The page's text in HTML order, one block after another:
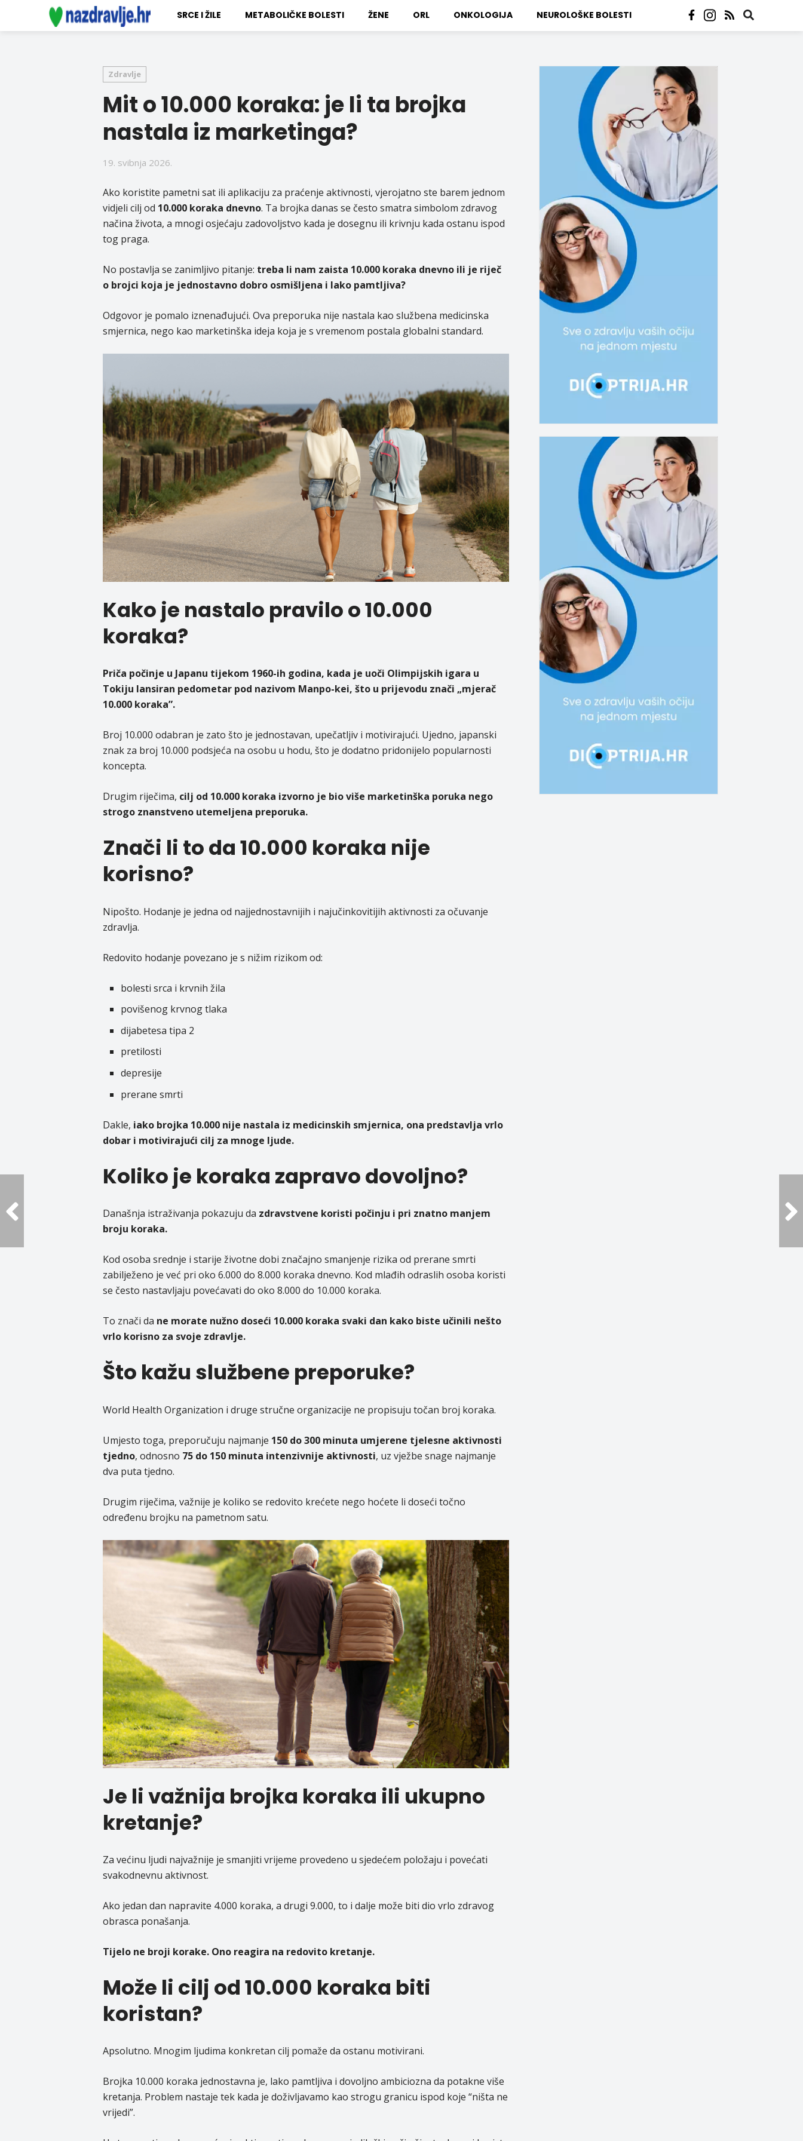
SRCE I ŽILE METABOLIČKE BOLESTI ŽENE ORL ONKOLOGIJA NEUROLOŠKE BOLESTI
Zdravlje
Mit o 10.000 koraka: je li ta brojka
nastala iz marketinga?
19. svibnja 2026.
Ako koristite pametni sat ili aplikaciju za praćenje aktivnosti, vjerojatno ste barem jednom
vidjeli cilj od 10.000 koraka dnevno. Ta brojka danas se često smatra simbolom zdravog
načina života, a mnogi osjećaju zadovoljstvo kada je dosegnu ili krivnju kada ostanu ispod
tog praga.
No postavlja se zanimljivo pitanje: treba li nam zaista 10.000 koraka dnevno ili je riječ
o brojci koja je jednostavno dobro osmišljena i lako pamtljiva?
Odgovor je pomalo iznenađujući. Ova preporuka nije nastala kao službena medicinska
smjernica, nego kao marketinška ideja koja je s vremenom postala globalni standard.
Kako je nastalo pravilo o 10.000
koraka?
Priča počinje u Japanu tijekom 1960-ih godina, kada je uoči Olimpijskih igara u
Tokiju lansiran pedometar pod nazivom Manpo-kei, što u prijevodu znači „mjerač
10.000 koraka”.
Broj 10.000 odabran je zato što je jednostavan, upečatljiv i motivirajući. Ujedno, japanski
znak za broj 10.000 podsjeća na osobu u hodu, što je dodatno pridonijelo popularnosti
koncepta.
Drugim riječima, cilj od 10.000 koraka izvorno je bio više marketinška poruka nego
strogo znanstveno utemeljena preporuka.
Znači li to da 10.000 koraka nije
korisno?
Nipošto. Hodanje je jedna od najjednostavnijih i najučinkovitijih aktivnosti za očuvanje
zdravlja.
Redovito hodanje povezano je s nižim rizikom od:
bolesti srca i krvnih žila
povišenog krvnog tlaka
dijabetesa tipa 2
pretilosti
depresije
prerane smrti
Dakle, iako brojka 10.000 nije nastala iz medicinskih smjernica, ona predstavlja vrlo
dobar i motivirajući cilj za mnoge ljude.
Koliko je koraka zapravo dovoljno?
Današnja istraživanja pokazuju da zdravstvene koristi počinju i pri znatno manjem
broju koraka.
Kod osoba srednje i starije životne dobi značajno smanjenje rizika od prerane smrti
zabilježeno je već pri oko 6.000 do 8.000 koraka dnevno. Kod mlađih odraslih osoba koristi
se često nastavljaju povećavati do oko 8.000 do 10.000 koraka.
To znači da ne morate nužno doseći 10.000 koraka svaki dan kako biste učinili nešto
vrlo korisno za svoje zdravlje.
Što kažu službene preporuke?
World Health Organization i druge stručne organizacije ne propisuju točan broj koraka.
Umjesto toga, preporučuju najmanje 150 do 300 minuta umjerene tjelesne aktivnosti
tjedno, odnosno 75 do 150 minuta intenzivnije aktivnosti, uz vježbe snage najmanje
dva puta tjedno.
Drugim riječima, važnije je koliko se redovito krećete nego hoćete li doseći točno
određenu brojku na pametnom satu.
Je li važnija brojka koraka ili ukupno
kretanje?
Za većinu ljudi najvažnije je smanjiti vrijeme provedeno u sjedećem položaju i povećati
svakodnevnu aktivnost.
Ako jedan dan napravite 4.000 koraka, a drugi 9.000, to i dalje može biti dio vrlo zdravog
obrasca ponašanja.
Tijelo ne broji korake. Ono reagira na redovito kretanje.
Može li cilj od 10.000 koraka biti
koristan?
Apsolutno. Mnogim ljudima konkretan cilj pomaže da ostanu motivirani.
Brojka 10.000 koraka jednostavna je, lako pamtljiva i dovoljno ambiciozna da potakne više
kretanja. Problem nastaje tek kada je doživljavamo kao strogu granicu ispod koje “ništa ne
vrijedi”.